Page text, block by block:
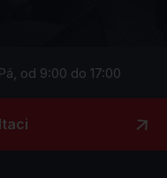
od 9:00 do 17:00